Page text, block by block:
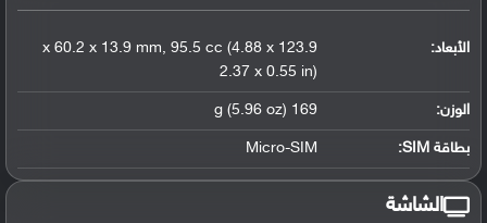
الأبعاد:
123.9 x 60.2 x 13.9 mm, 95.5 cc (4.88 x
2.37 x 0.55 in)
الوزن: 169 g (5.96 oz)
بطاقة SIM: Micro-SIM
الشاشة